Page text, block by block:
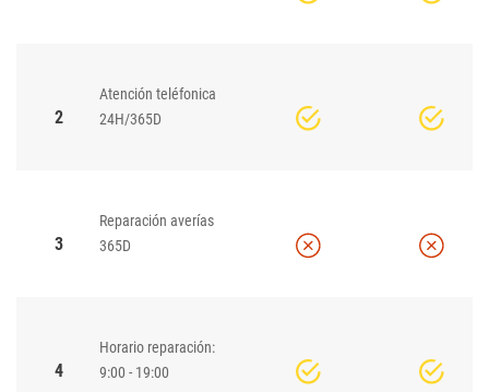
2
Atención teléfonica
24H/365D
3
Reparación averías
365D
4
Horario reparación:
9:00 - 19:00